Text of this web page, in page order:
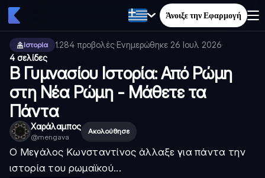
Άνοιξε την Εφαρμογή
Ιστορία 1.284 προβολές·Ενημερώθηκε 26 Ιουλ 2026·
4 σελίδες
Β Γυμνασίου Ιστορία: Από Ρώμη
στη Νέα Ρώμη - Μάθετε τα
Πάντα
Χαράλαμπος
@mengava
Ακολούθησε
Ο Μεγάλος Κωνσταντίνος άλλαξε για πάντα την
ιστορία του ρωμαϊκού...